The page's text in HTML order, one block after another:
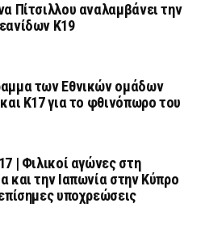
Πίτσιλλου αναλαμβάνει την
Κ19
των Εθνικών ομάδων
Κ17 για το φθινόπωρο του
| Φιλικοί αγώνες στη
και την Ιαπωνία στην Κύπρο
υποχρεώσεις